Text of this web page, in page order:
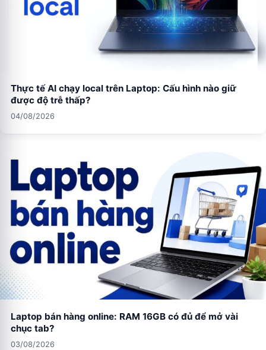
Thực tế AI chạy local trên Laptop: Cấu hình nào giữ
được độ trễ thấp?
04/08/2026
Laptop bán hàng online: RAM 16GB có đủ để mở vài
chục tab?
03/08/2026